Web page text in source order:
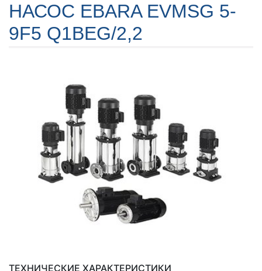
НАСОС EBARA EVMSG 5-
9F5 Q1BEG/2,2
ТЕХНИЧЕСКИЕ ХАРАКТЕРИСТИКИ